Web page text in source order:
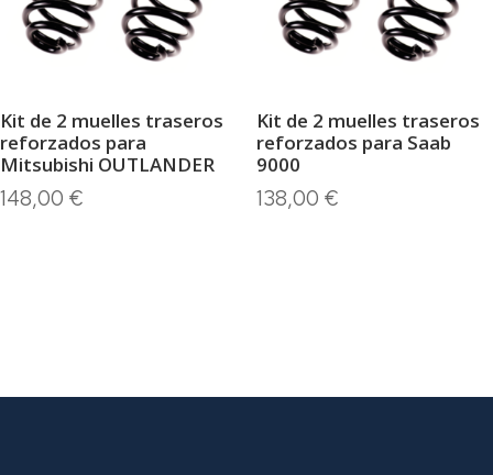
Kit de 2 muelles traseros
reforzados para
Mitsubishi OUTLANDER
148,00 €
Kit de 2 muelles traseros
reforzados para Saab
9000
138,00 €